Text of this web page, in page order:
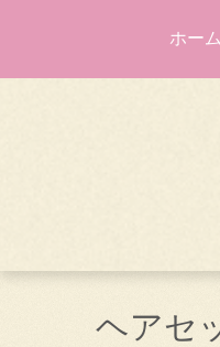
ホーム
ヘアセ